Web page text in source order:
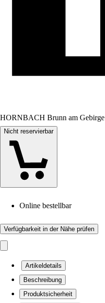
HORNBACH Brunn am Gebirge
Nicht reservierbar
Online bestellbar
Verfügbarkeit in der Nähe prüfen
Artikeldetails
Beschreibung
Produktsicherheit